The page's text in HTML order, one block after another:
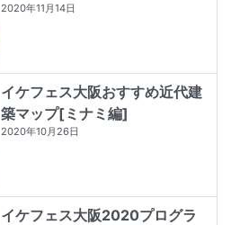
2020年11月14日
イケフェス大阪おすすめ近代建
築マップ[ミナミ編]
2020年10月26日
イケフェス大阪2020プログラ